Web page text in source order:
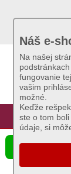
Úvod
Náš e-
Na našej
fungovanie
vašim
možné.
Keďže
ste o tom
údaje, si
☰ Ponuka
Akcie
Sviečky
Umelé
kvety